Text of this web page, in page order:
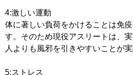
4:激しい運動
体に著しい負荷をかけることは免
す。そのため現役アスリートは、
人よりも風邪を引きやすいことが実
5:ストレス